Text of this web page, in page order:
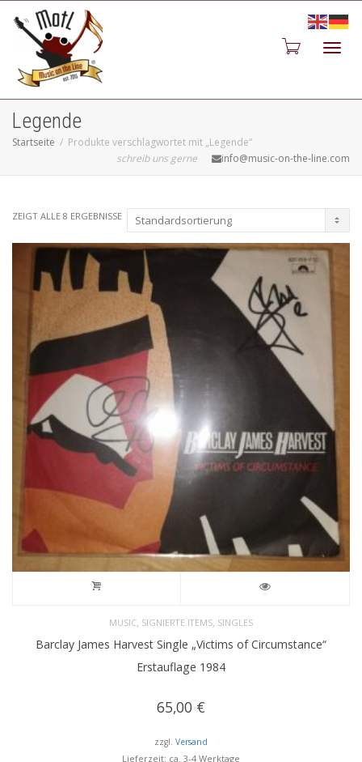
Legende
Startseite
Produkte verschlagwortet mit „Legende“
schreib uns gerne
info@music-on-the-line.com
ZEIGT ALLE 8 ERGEBNISSE
MUSIC SIGNIERTE ITEMS SINGLES
Barclay James Harvest Single „Victims of Circumstance“
Erstauflage 1984
65,00 €
zzgl. Versand
Lieferzeit: ca. 3-4 Werktage